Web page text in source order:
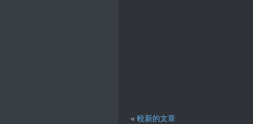
« 較新的文章